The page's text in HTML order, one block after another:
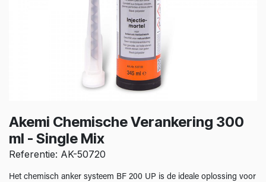
Akemi Chemische Verankering 300
ml - Single Mix
Referentie: AK-50720
Het chemisch anker systeem BF 200 UP is de ideale oplossing voor